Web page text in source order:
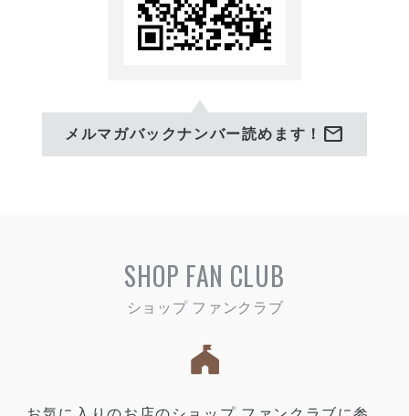
メルマガバックナンバー読めます！ mail
SHOP FAN CLUB